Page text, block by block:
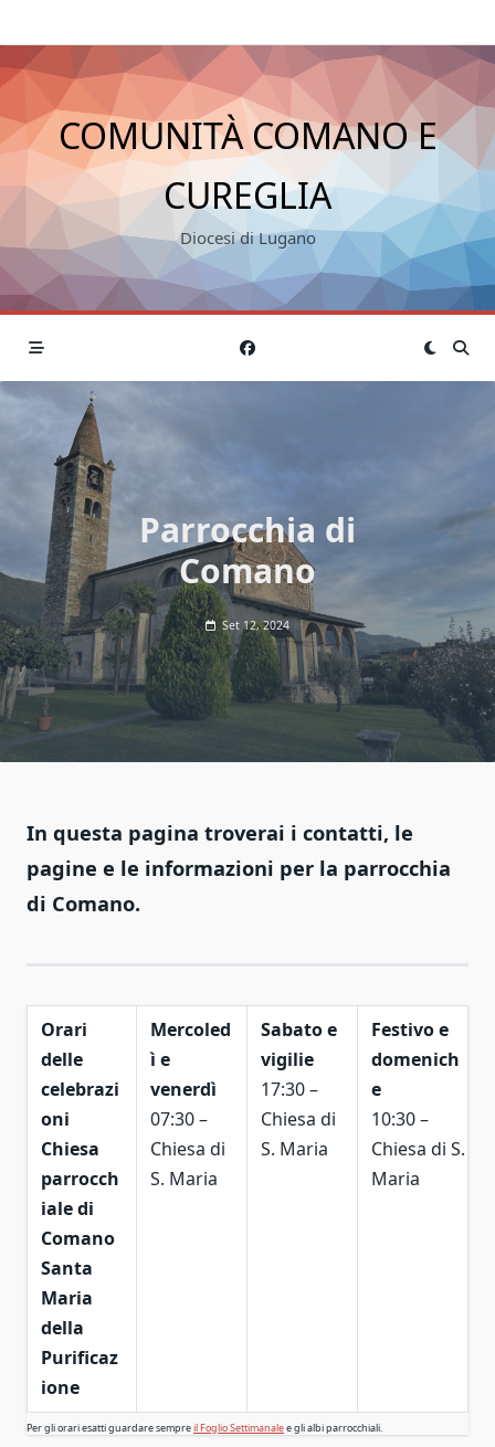
COMUNITÀ COMANO E
CUREGLIA
Diocesi di Lugano
Parrocchia di
Comano
Set 12, 2024
In questa pagina troverai i contatti, le
pagine e le informazioni per la parrocchia
di Comano.
Orari
delle
celebrazi
oni
Chiesa
parrocch
iale di
Comano
Santa
Maria
della
Purificaz
ione
Mercoled
ì e
venerdì
07:30 –
Chiesa di
S. Maria
Sabatoe
vigilie
17:30 –
Chiesa di
S. Maria
Festivo e
domenich
e
10:30 –
Chiesa di S.
Maria
Per gli orari esatti guardare sempreil Foglio Settimanalee gli albi parrocchiali.